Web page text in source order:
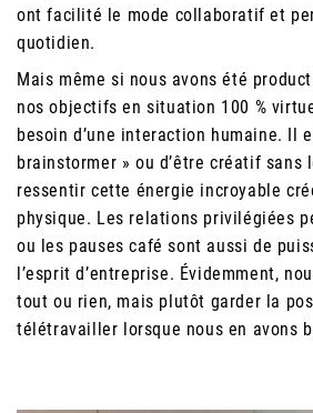
ont facilité le mode collaboratif et
quotidien.
Mais même si nous avons été
nos objectifs en situation 100 %
besoin d’une interaction humaine. Il
brainstormer » ou d’être créatif sans
ressentir cette énergie incroyable
physique. Les relations privilégiées
ou les pauses café sont aussi de
l’esprit d’entreprise. Évidemment,
tout ou rien, mais plutôt garder la
télétravailler lorsque nous en avons